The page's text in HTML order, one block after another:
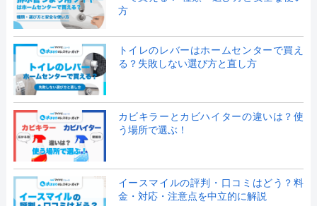
方
トイレのレバーはホームセンターで買え
る？失敗しない選び方と直し方
カビキラーとカビハイターの違いは？使
う場所で選ぶ！
イースマイルの評判・口コミはどう？料
金・対応・注意点を中立的に解説